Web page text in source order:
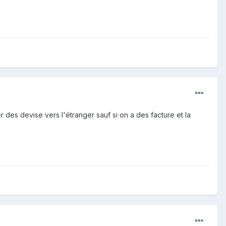
des devise vers l'étranger sauf si on a des facture et la